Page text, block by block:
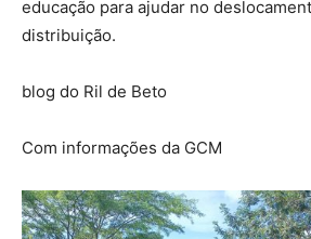
educação para ajudar no
distribuição.
blog do Ril de Beto
Com informações da GCM